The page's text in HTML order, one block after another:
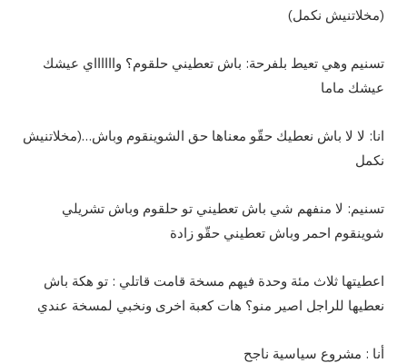
(مخلاتنيش نكمل)
تسنيم وهي تعيط بلفرحة: باش تعطيني حلقوم؟ وااااااي عيشك
عيشك ماما
انا: لا لا باش نعطيك حقّو معناها حق الشوينقوم وباش…(مخلاتنيش
نكمل
تسنيم: لا منفهم شي باش تعطيني تو حلقوم وباش تشريلي
شوينقوم احمر وباش تعطيني حقّو زادة
اعطيتها ثلاث مئة وحدة فيهم مسخة قامت قاتلي : تو هكة باش
نعطيها للراجل اصير منو؟ هات كعبة اخرى ونخبي لمسخة عندي
أنا : مشروع سياسية ناجح